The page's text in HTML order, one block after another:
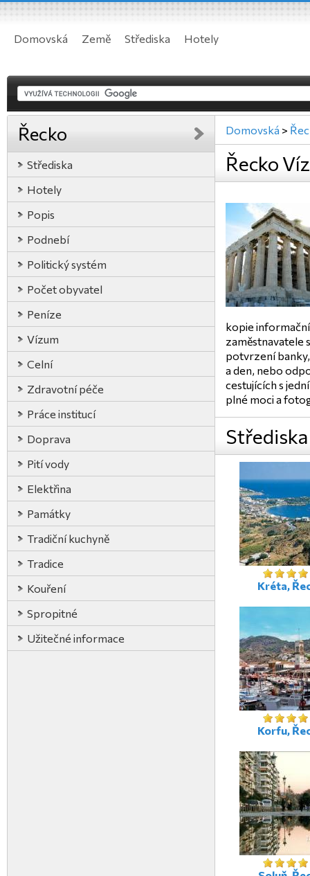
Domovská Země Střediska Hotely
Řecko
Střediska
Hotely
Popis
Podnebí
Politický systém
Počet obyvatel
Peníze
Vízum
Celní
Zdravotní péče
Práce institucí
Doprava
Pití vody
Elektřina
Památky
Tradiční kuchyně
Tradice
Kouření
Spropitné
Užitečné informace
Domovská >
Řecko
kopie
zaměstnavatele
potvrzení banky,
a den, nebo
cestujících s
plné moci a
Střediska
Kréta,
Korfu,